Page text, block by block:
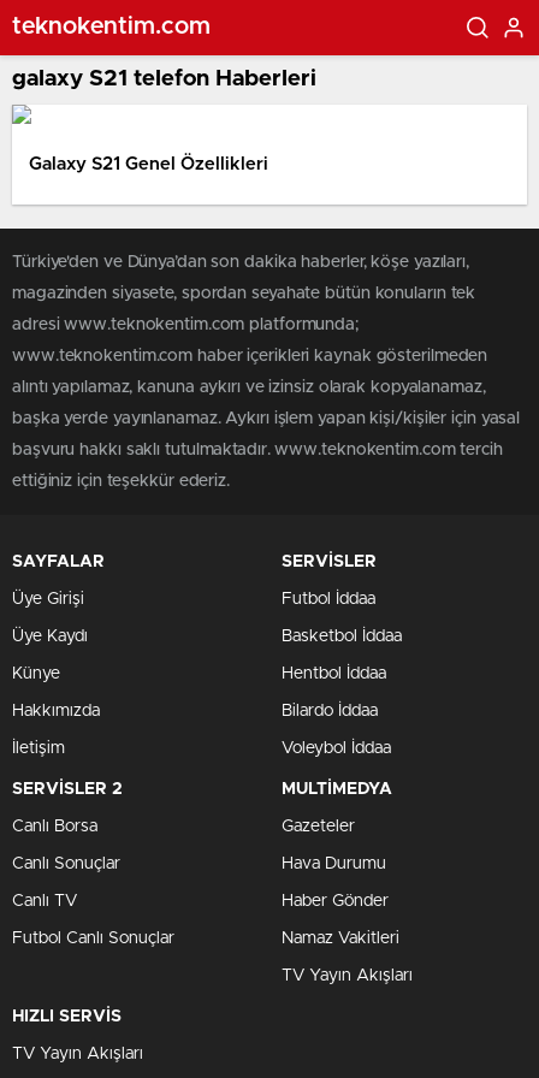
teknokentim.com
galaxy S21 telefon Haberleri
Galaxy S21 Genel Özellikleri
Türkiye'den ve Dünya’dan son dakika haberler, köşe yazıları,
magazinden siyasete, spordan seyahate bütün konuların tek
adresi www.teknokentim.com platformunda;
www.teknokentim.com haber içerikleri kaynak gösterilmeden
alıntı yapılamaz, kanuna aykırı ve izinsiz olarak kopyalanamaz,
başka yerde yayınlanamaz. Aykırı işlem yapan kişi/kişiler için yasal
başvuru hakkı saklı tutulmaktadır. www.teknokentim.com tercih
ettiğiniz için teşekkür ederiz.
SAYFALAR
Üye Girişi
Üye Kaydı
Künye
Hakkımızda
İletişim
SERVİSLER
Futbol İddaa
Basketbol İddaa
Hentbol İddaa
Bilardo İddaa
Voleybol İddaa
SERVİSLER 2
Canlı Borsa
Canlı Sonuçlar
Canlı TV
Futbol Canlı Sonuçlar
MULTİMEDYA
Gazeteler
Hava Durumu
Haber Gönder
Namaz Vakitleri
TV Yayın Akışları
HIZLI SERVİS
TV Yayın Akışları